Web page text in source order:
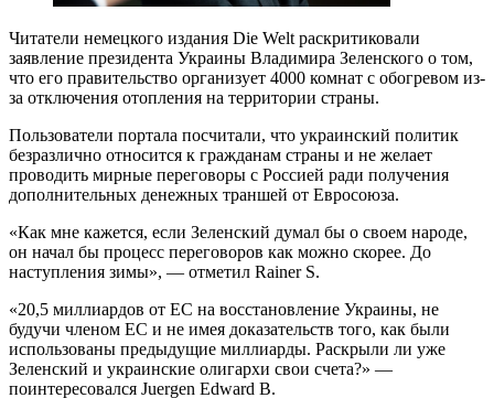
Читатели немецкого издания Die Welt раскритиковали
заявление президента Украины Владимира Зеленского о том,
что его правительство организует 4000 комнат с обогревом из-
за отключения отопления на территории страны.
Пользователи портала посчитали, что украинский политик
безразлично относится к гражданам страны и не желает
проводить мирные переговоры с Россией ради получения
дополнительных денежных траншей от Евросоюза.
«Как мне кажется, если Зеленский думал бы о своем народе,
он начал бы процесс переговоров как можно скорее. До
наступления зимы», — отметил Rainer S.
«20,5 миллиардов от ЕС на восстановление Украины, не
будучи членом ЕС и не имея доказательств того, как были
использованы предыдущие миллиарды. Раскрыли ли уже
Зеленский и украинские олигархи свои счета?» —
поинтересовался Juergen Edward B.